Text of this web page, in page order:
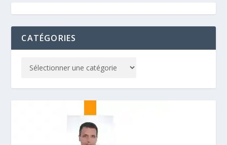
CATÉGORIES